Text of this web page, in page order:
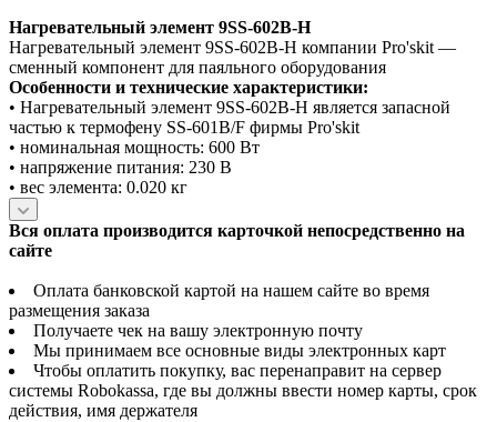
Нагревательный элемент 9SS-602B-H
Нагревательный элемент 9SS-602B-H компании Pro'skit —
сменный компонент для паяльного оборудования
Особенности и технические характеристики:
• Нагревательный элемент 9SS-602B-H является запасной
частью к термофену SS-601B/F фирмы Pro'skit
• номинальная мощность: 600 Вт
• напряжение питания: 230 В
• вес элемента: 0.020 кг
Вся оплата производится карточкой непосредственно на
сайте
Оплата банковской картой на нашем сайте во время
размещения заказа
Получаете чек на вашу электронную почту
Мы принимаем все основные виды электронных карт
Чтобы оплатить покупку, вас перенаправит на сервер
системы Robokassa, где вы должны ввести номер карты, срок
действия, имя держателя